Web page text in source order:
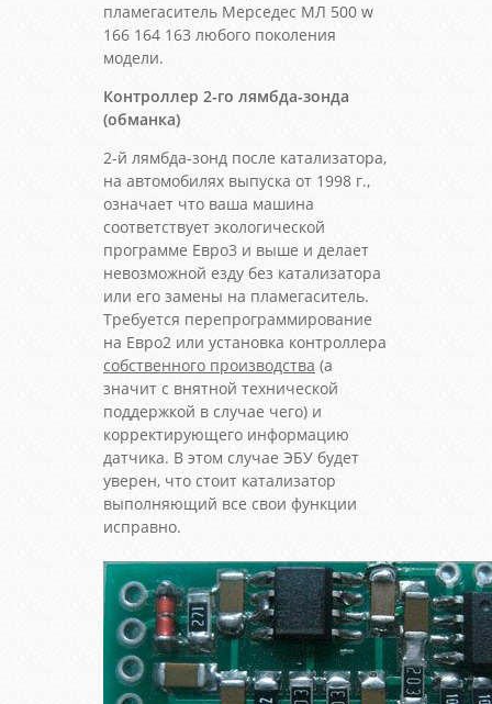
пламегаситель Мерседес МЛ 500 w
166 164 163 любого поколения
модели.
Контроллер 2-го лямбда-зонда
(обманка)
2-й лямбда-зонд после катализатора,
на автомобилях выпуска от 1998 г.,
означает что ваша машина
соответствует экологической
программе Евро3 и выше и делает
невозможной езду без катализатора
или его замены на пламегаситель.
Требуется перепрограммирование
на Евро2 или установка контроллера
собственного производства (а
значит с внятной технической
поддержкой в случае чего) и
корректирующего информацию
датчика. В этом случае ЭБУ будет
уверен, что стоит катализатор
выполняющий все свои функции
исправно.